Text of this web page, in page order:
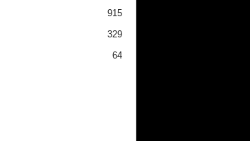
915
329
64